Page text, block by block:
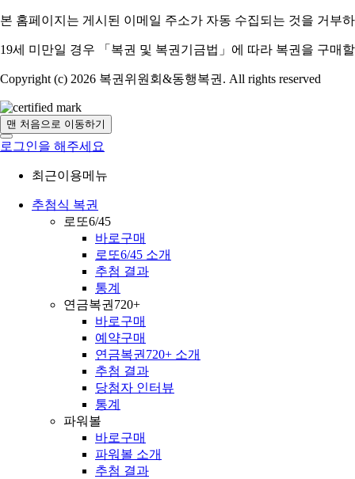
본 홈페이지는 게시된 이메일 주소가 자동 수집되는 것을 거부
19세 미만일 경우 「복권 및 복권기금법」에 따라 복권을 구매
Copyright (c) 2026 복권위원회&동행복권. All rights reserved
맨 처음으로 이동하기
로그인을 해주세요
최근이용메뉴
추첨식 복권
로또6/45
바로구매
로또6/45 소개
추첨 결과
통계
연금복권720+
바로구매
예약구매
연금복권720+ 소개
추첨 결과
당첨자 인터뷰
통계
파워볼
바로구매
파워볼 소개
추첨 결과